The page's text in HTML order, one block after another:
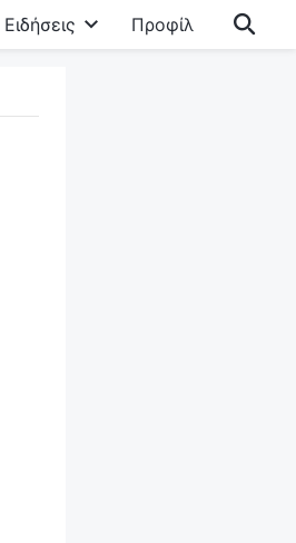
Ειδήσεις Προφίλ